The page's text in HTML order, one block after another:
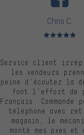
Chris C.
Note moyenne :
Service client
les vendeurs
peine d'écouter la
font l'effort de
Français. Commande
téléphone avec
magasin, le
monté mes axes et